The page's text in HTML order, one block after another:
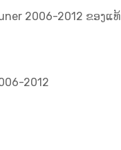
2006-2012 ຂອງແທ້
2012